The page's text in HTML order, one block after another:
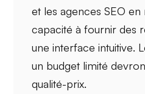
et lesagences SEO en
capacité à fournir des
uneinterface intuitive.
un budget limité
qualité-prix.